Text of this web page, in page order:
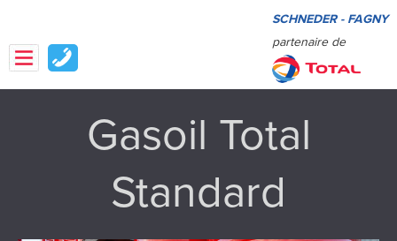
SCHNEDER - FAGNY
partenaire de
Gasoil Total
Standard